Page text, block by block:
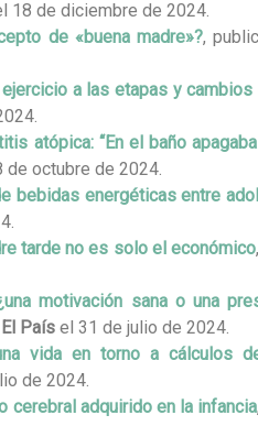
18 de diciembre de 2024.
de «buena madre»?,
a las etapas y
atópica: “En el baño
de octubre de 2024.
bebidas energéticas entre
tarde no es solo el económico
motivación sana o una
El País el 31 de julio de 2024.
vida en torno a cálculos
de 2024.
cerebral adquirido en la infancia